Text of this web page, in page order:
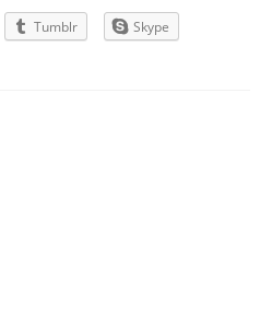
Tumblr
Skype